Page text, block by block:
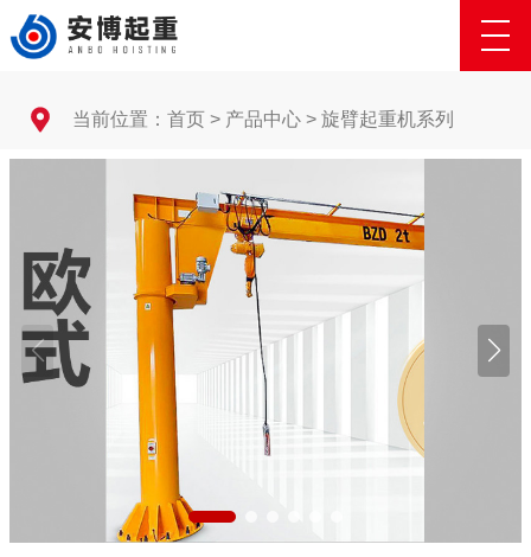
当前位置： 首页 > 产品中心 > 旋臂起重机系列